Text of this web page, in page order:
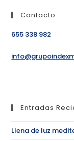
Contacto
655 338 982
Entradas
Llena de luz